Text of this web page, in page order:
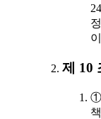
제 10
①